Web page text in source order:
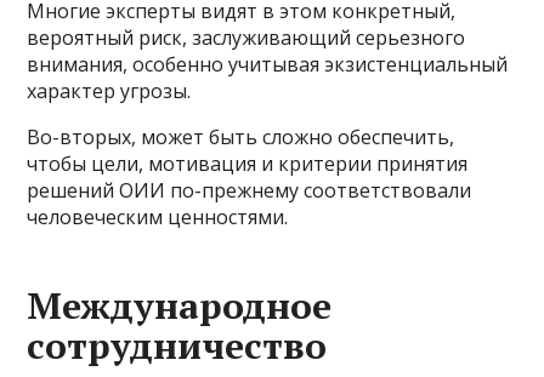
Многие эксперты видят в этом конкретный,
вероятный риск, заслуживающий серьезного
внимания, особенно учитывая экзистенциальный
характер угрозы.
Во-вторых, может быть сложно обеспечить,
чтобы цели, мотивация и критерии принятия
решений ОИИ по-прежнему соответствовали
человеческим ценностями.
Международное
сотрудничество